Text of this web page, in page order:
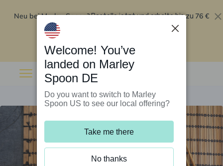
Neu bei Marley Spoon?Bestelle jetzt und erhalte bis zu 76 €
Rabatt auf deine ersten fünf Boxen
Welcome! You’ve
landed on Marley
Spoon DE
Do you want to switch to Marley
Spoon US to see our local offering?
Take me there
No thanks